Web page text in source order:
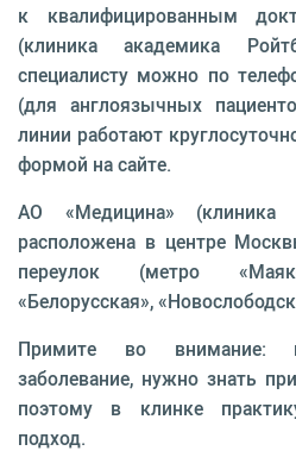
к квалифицированным
(клиника академика
специалисту можно по
(для англоязычных
линии работают
формой на сайте.
АО «Медицина» (клиника
расположена в центре
переулок (метро
«Белорусская»,
Примите во внимание:
заболевание, нужно знать
поэтому в клинке
подход.